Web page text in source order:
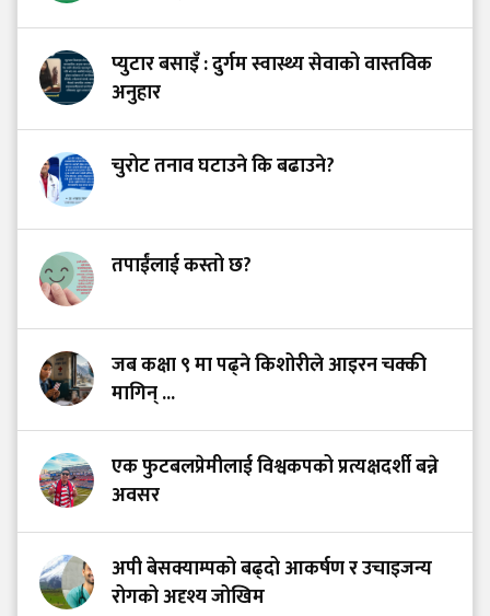
प्युटार बसाइँ : दुर्गम स्वास्थ्य सेवाको वास्तविक
अनुहार
चुरोट तनाव घटाउने कि बढाउने?
तपाईंलाई कस्तो छ?
जब कक्षा ९ मा पढ्ने किशोरीले आइरन चक्की
मागिन् ...
एक फुटबलप्रेमीलाई विश्वकपको प्रत्यक्षदर्शी बन्ने
अवसर
अपी बेसक्याम्पको बढ्दो आकर्षण र उचाइजन्य
रोगको अदृश्य जोखिम